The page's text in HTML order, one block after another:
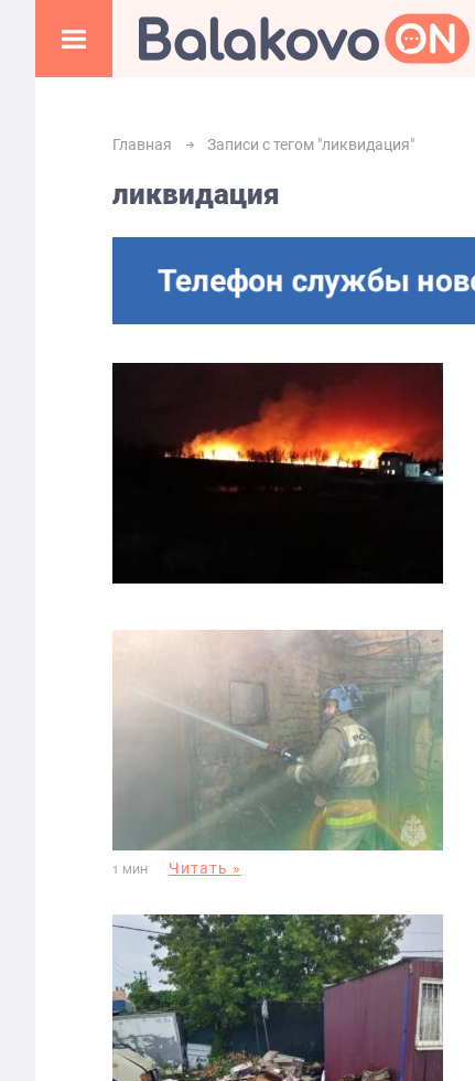
Главная Записи с тегом "ликвидация"
ликвидация
1 МИН Читать »